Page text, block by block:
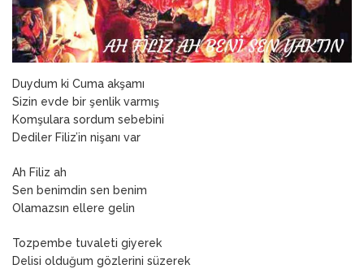
Duydum ki Cuma akşamı
Sizin evde bir şenlik varmış
Komşulara sordum sebebini
Dediler Filiz’in nişanı var
Ah Filiz ah
Sen benimdin sen benim
Olamazsın ellere gelin
Tozpembe tuvaleti giyerek
Delisi olduğum gözlerini süzerek